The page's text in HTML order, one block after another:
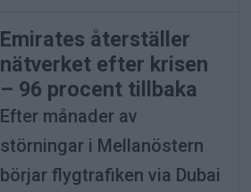
Emirates återställer
nätverket efter krisen
– 96 procent tillbaka
Efter månader av
störningar i Mellanöstern
börjar flygtrafiken via Dubai